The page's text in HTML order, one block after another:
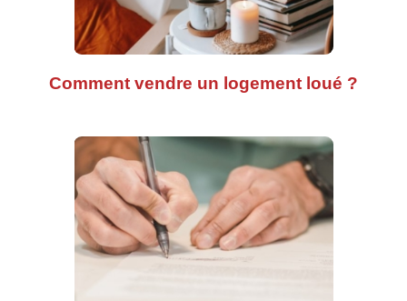
Comment vendre un logement loué ?